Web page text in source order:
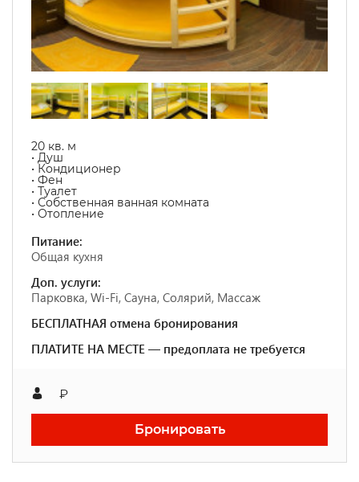
20 кв. м
• Душ
• Кондиционер
• Фен
• Туалет
• Собственная ванная комната
• Отопление
Питание:
Общая кухня
Доп. услуги:
Парковка, Wi-Fi, Сауна, Солярий, Массаж
БЕСПЛАТНАЯ отмена бронирования
ПЛАТИТЕ НА МЕСТЕ — предоплата не требуется
₽
Бронировать